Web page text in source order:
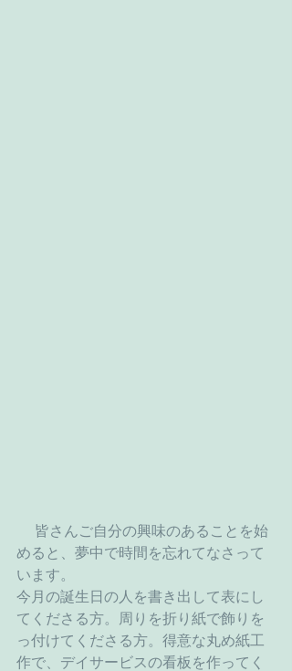
めると、夢中で時間を忘れてなさって
います。
今月の誕生日の人を書き出して表にし
てくださる方。周りを折り紙で飾りを
っ付けてくださる方。得意な丸め紙工
作で、デイサービスの看板を作ってく